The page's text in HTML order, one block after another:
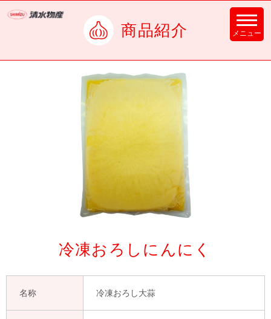
商品紹介
冷凍おろしにんにく
名称 冷凍おろし大蒜